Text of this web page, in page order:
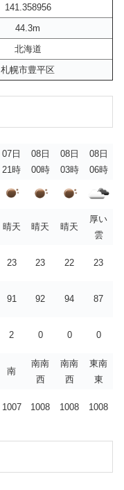
141.358956
44.3m
北海道
札幌市豊平区
07日
21時
08日
00時
08日
03時
08日
06時
晴天 晴天 晴天
厚い
雲
23 23 22 23
91 92 94 87
2 0 0 0
南
南南
西
南南
西
東南
東
1007 1008 1008 1008